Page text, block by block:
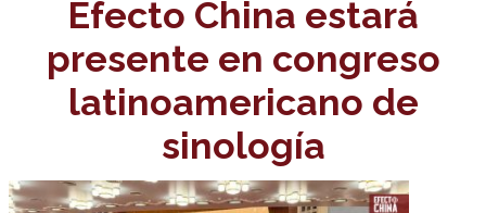
Efecto China estará
presente en congreso
latinoamericano de
sinología